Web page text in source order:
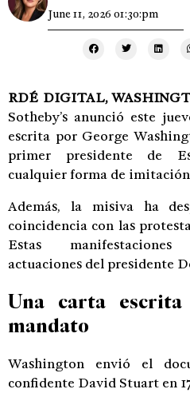
June 11, 2026 01:30:pm
RDÉ DIGITAL,
Sotheby’s anunció este
escrita por George
primer presidente de
cualquier forma de
Además, la misiva ha
coincidencia con las
Estas
actuaciones del presidente
Una carta
mandato
Washington envió el
confidente David Stuart en